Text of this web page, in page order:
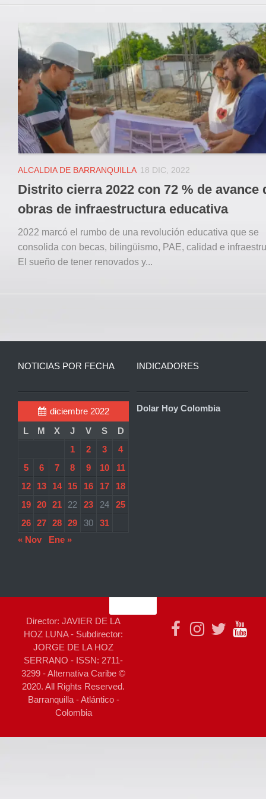
ALCALDIA DE BARRANQUILLA 18 DIC, 2022
Distrito cierra 2022 con 72 % de avance
obras de infraestructura educativa
2022 marcó el rumbo de una revolución educativa que se
consolida con becas, bilingüismo, PAE, calidad e
El sueño de tener renovados y...
NOTICIAS POR FECHA
diciembre 2022
L
M X J V S
D
1
2 3
4
5
6 7 8 9 10
11
12
13 14 15 16 17
18
19
20 21 22 23 24
25
26
27 28 29 30
31
« Nov
Ene »
INDICADORES
Dolar Hoy Colombia
Director: JAVIER DE LA
HOZ LUNA - Subdirector:
JORGE DE LA HOZ
SERRANO - ISSN: 2711-
3299 - Alternativa Caribe ©
2020. All Rights Reserved.
Barranquilla - Atlántico -
Colombia